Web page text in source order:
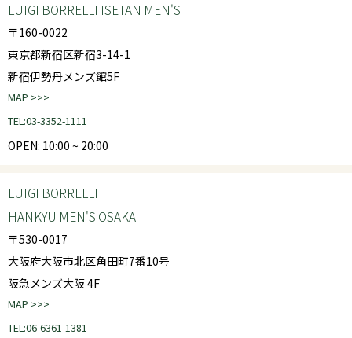
LUIGI BORRELLI ISETAN MEN'S
〒160-0022
東京都新宿区新宿3-14-1
新宿伊勢丹メンズ館5F
MAP >>>
TEL:03-3352-1111
OPEN: 10:00 ~ 20:00
LUIGI BORRELLI
HANKYU MEN'S OSAKA
〒530-0017
大阪府大阪市北区角田町7番10号
阪急メンズ大阪 4F
MAP >>>
TEL:06-6361-1381